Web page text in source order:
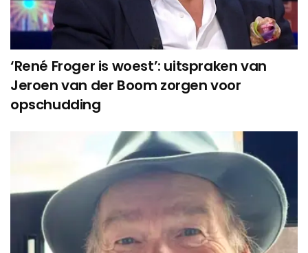
‘René Froger is woest’: uitspraken van
Jeroen van der Boom zorgen voor
opschudding